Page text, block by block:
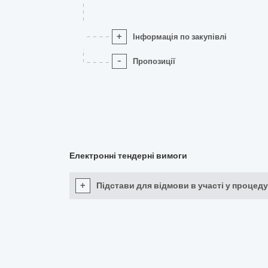
+ Інформація по закупівлі
- Пропозиції
Електронні тендерні вимоги
+ Підстави для відмови в участі у